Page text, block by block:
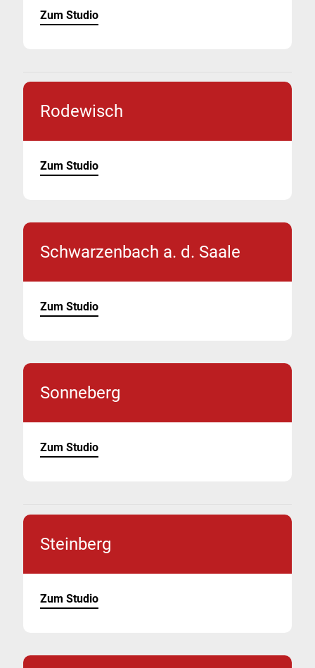
Zum Studio
Rodewisch
Zum Studio
Schwarzenbach a. d. Saale
Zum Studio
Sonneberg
Zum Studio
Steinberg
Zum Studio